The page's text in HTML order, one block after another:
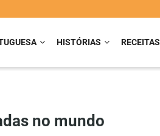
HISTÓRIAS RECEITAS
no mundo